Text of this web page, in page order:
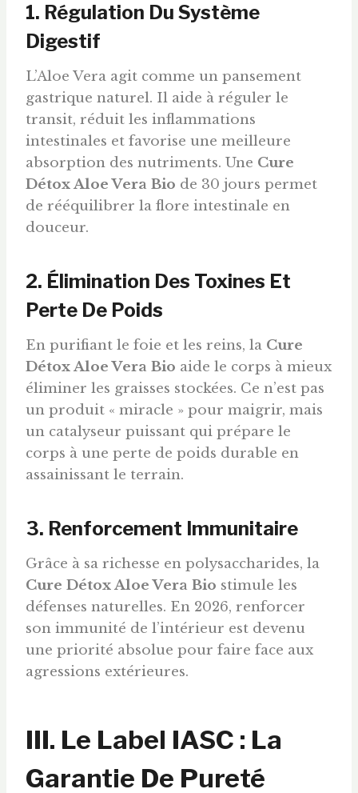
1. Régulation Du Système
Digestif
L’Aloe Vera agit comme un pansement
gastrique naturel. Il aide à réguler le
transit, réduit les inflammations
intestinales et favorise une meilleure
absorption des nutriments. Une Cure
Détox Aloe Vera Bio de 30 jours permet
de rééquilibrer la flore intestinale en
douceur.
2. Élimination Des Toxines Et
Perte De Poids
En purifiant le foie et les reins, la Cure
Détox Aloe Vera Bio aide le corps à mieux
éliminer les graisses stockées. Ce n’est pas
un produit « miracle » pour maigrir, mais
un catalyseur puissant qui prépare le
corps à une perte de poids durable en
assainissant le terrain.
3. Renforcement Immunitaire
Grâce à sa richesse en polysaccharides, la
Cure Détox Aloe Vera Bio stimule les
défenses naturelles. En 2026, renforcer
son immunité de l’intérieur est devenu
une priorité absolue pour faire face aux
agressions extérieures.
III. Le Label IASC : La
Garantie De Pureté